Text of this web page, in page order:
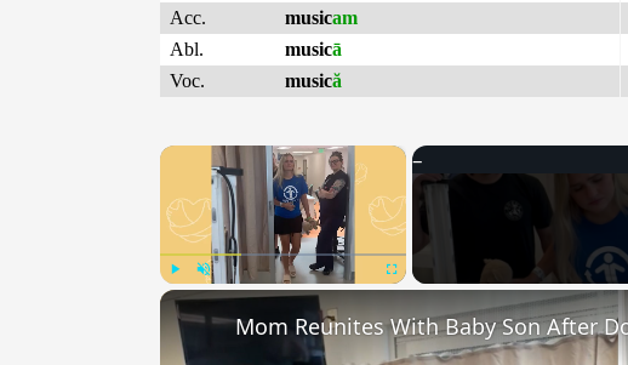
Acc.
musicam
Abl.
musicā
Voc.
musică
×
Mom Reunites With Baby Son After